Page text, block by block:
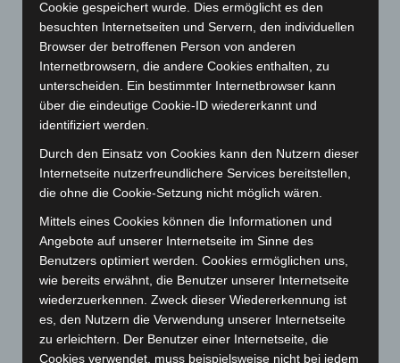
August 2023 (134)
Juli 2023(118)
Juni 2023 (142)
Mai 2023(139)
April 2023(155)
März 2023(174)
Februar 2023
(154)
Januar 2023
(140)
Dezember 2022(130)
November 2022(167)
Oktober 2022
September 2022(205)
August 2022(166)
Cookie gespeichert wurde. Dies ermöglicht es den
besuchten Internetseiten und Servern, den individuellen
Browser der betroffenen Person von anderen
Internetbrowsern, die andere Cookies enthalten, zu
unterscheiden. Ein bestimmter Internetbrowser kann
über die eindeutige Cookie-ID wiedererkannt und
identifiziert werden.
Durch den Einsatz von Cookies kann den Nutzern dieser
Internetseite nutzerfreundlichere Services bereitstellen,
die ohne die Cookie-Setzung nicht möglich wären.
Mittels eines Cookies können die Informationen und
Angebote auf unserer Internetseite im Sinne des
Benutzers optimiert werden. Cookies ermöglichen uns,
wie bereits erwähnt, die Benutzer unserer Internetseite
wiederzuerkennen. Zweck dieser Wiedererkennung ist
es, den Nutzern die Verwendung unserer Internetseite
zu erleichtern. Der Benutzer einer Internetseite, die
Cookies verwendet, muss beispielsweise nicht bei jedem